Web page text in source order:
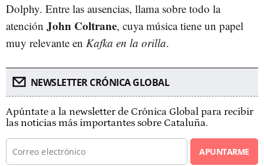
Dolphy. Entre las ausencias, llama sobre todo la
atención John Coltrane, cuya música tiene un papel
muy relevante en Kafka en la orilla.
NEWSLETTER CRÓNICA GLOBAL
Apúntate a la newsletter de Crónica Global para recibir
las noticias más importantes sobre Cataluña.
APUNTARME